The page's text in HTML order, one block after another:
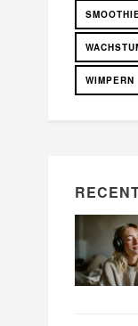
WIMPERN